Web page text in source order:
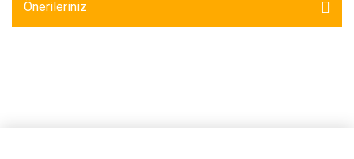
Önerileriniz